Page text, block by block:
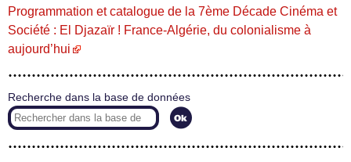
Programmation et catalogue de la 7ème Décade Cinéma et
Société : El Djazaïr ! France-Algérie, du colonialisme à
aujourd’hui
Recherche dans la base de données